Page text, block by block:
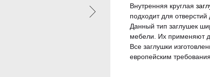
Внутренняя круглая
подходит для
Данный тип заглушек
мебели. Их применяют
Все заглушки
европейским